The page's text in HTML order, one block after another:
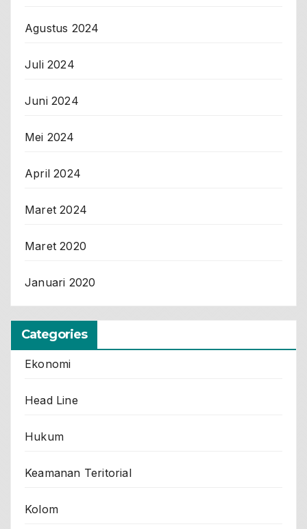
Agustus 2024
Juli 2024
Juni 2024
Mei 2024
April 2024
Maret 2024
Maret 2020
Januari 2020
Categories
Ekonomi
Head Line
Hukum
Keamanan Teritorial
Kolom